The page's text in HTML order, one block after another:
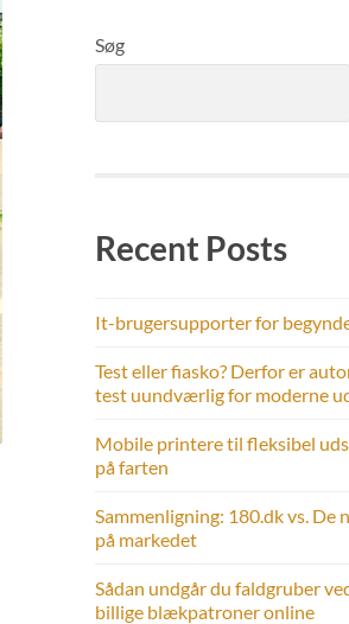
Søg
Recent Posts
It-brugersupporter for
Test eller fiasko? Derfor er
test uundværlig for moderne
Mobile printere til fleksibel
på farten
Sammenligning: 180.dk vs. De
på markedet
Sådan undgår du faldgruber
billige blækpatroner online